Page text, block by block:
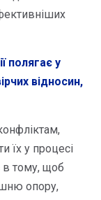
полягає у
відносин,
їх у процесі
в тому, щоб
опору,